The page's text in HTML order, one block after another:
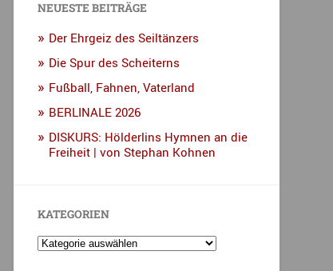
NEUESTE BEITRÄGE
Der Ehrgeiz des Seiltänzers
Die Spur des Scheiterns
Fußball, Fahnen, Vaterland
BERLINALE 2026
DISKURS: Hölderlins Hymnen an die
Freiheit | von Stephan Kohnen
KATEGORIEN